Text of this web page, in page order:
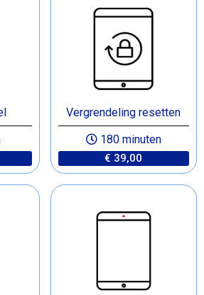
Vergrendeling resetten
180 minuten
€ 39,00